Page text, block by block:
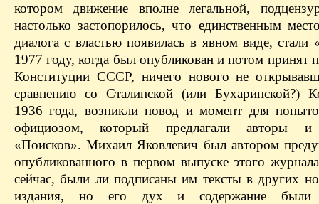
котором движение вполне легальной,
настолько застопорилось, что единственным
диалога с властью появилась в явном виде,
1977 году, когда был опубликован и потом принят
Конституции СССР, ничего нового не
сравнению со Сталинской (или Бухаринской?)
1936 года, возникли повод и момент для
официозом, который предлагали авторы и
«Поисков». Михаил Яковлевич был автором
опубликованного в первом выпуске этого
сейчас, были ли подписаны им тексты в других
издания, но его дух и содержание были